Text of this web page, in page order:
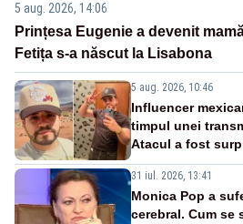
5 aug. 2026, 14:06
Prințesa Eugenie a devenit
Fetița s-a născut la Lisabona
5 aug. 2026, 10:46
Influencer
timpul unei
Atacul a fost
31 iul. 2026, 13:41
Monica Pop a
cerebral. Cum se